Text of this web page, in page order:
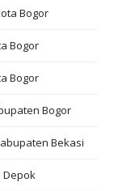
Bogor
Bogor
Bogor
Bogor
Bekasi
Depok